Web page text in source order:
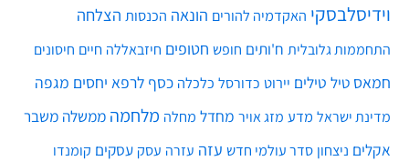
וידיסלבסקי האקדמיה להורים הונאה הכנסות הצלחה
התחממות גלובלית ח'ותים חופש חטופים חיזבאללה חיים חיסונים
חמאס טיל טילים יירוט כדורסל כלכלה כסף לרפא יחסים מגפה
מדינת ישראל מדע מזג אויר מחדל מחלה מלחמה ממשלה משבר
אקלים ניצחון סדר עולמי חדש עזה עזרה עסק עסקים קומנדו